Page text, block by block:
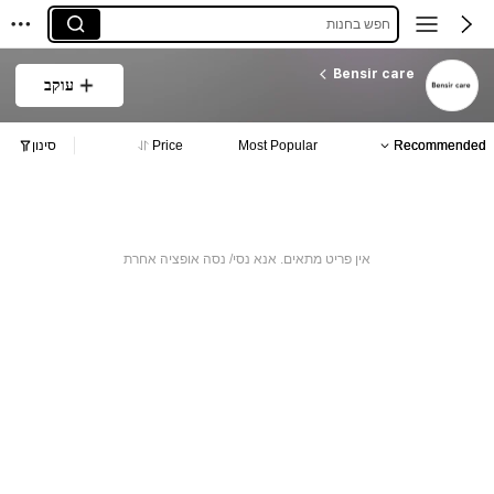
חפש בחנות
Bensir care
עוקב
Recommended
Most Popular
Price סינון
אין פריט מתאים. אנא נסי/ נסה אופציה אחרת